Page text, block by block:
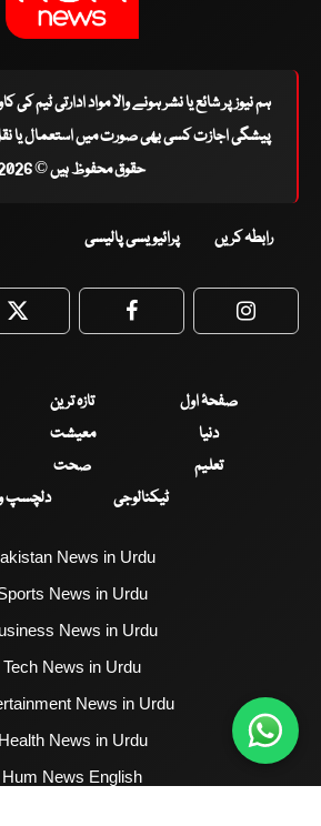
ہم نیوز پر شائع یا نشر ہونے والا مواد ادارتی ٹیم
پیشگی اجازت کسی بھی صورت میں استعمال یا
حقوق محفوظ ہیں © 2026
رابطہ کریں پرائیویسی پالیسی
Twitter Facebook
صفحۂ اول تازہ ترین
دنیا
معیشت
تعلیم
صحت
ٹیکنالوجی
دلچسپ
News in Urdu
News in Urdu
News in Urdu
Tech News in Urdu
News in Urdu
Health News in Urdu
Hum News English